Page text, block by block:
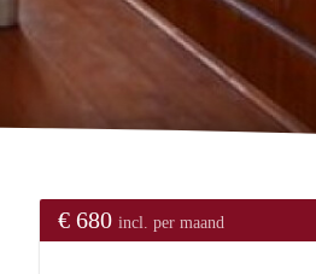
€ 680 incl. per maand